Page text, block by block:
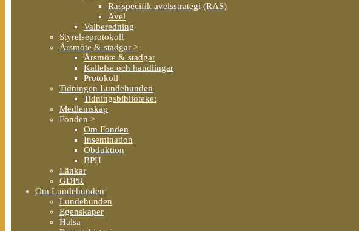
Rasspecifik avelsstrategi (RAS)
Avel
Valberedning
Styrelseprotokoll
Årsmöte & stadgar >
Årsmöte & stadgar
Kallelse och handlingar
Protokoll
Tidningen Lundehunden
Tidningsbiblioteket
Medlemskap
Fonden >
Om Fonden
Insemination
Obduktion
BPH
Länkar
GDPR
Om Lundehunden
Lundehunden
Egenskaper
Hälsa